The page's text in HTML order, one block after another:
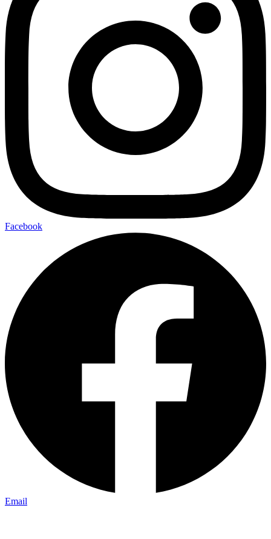
Facebook
Email